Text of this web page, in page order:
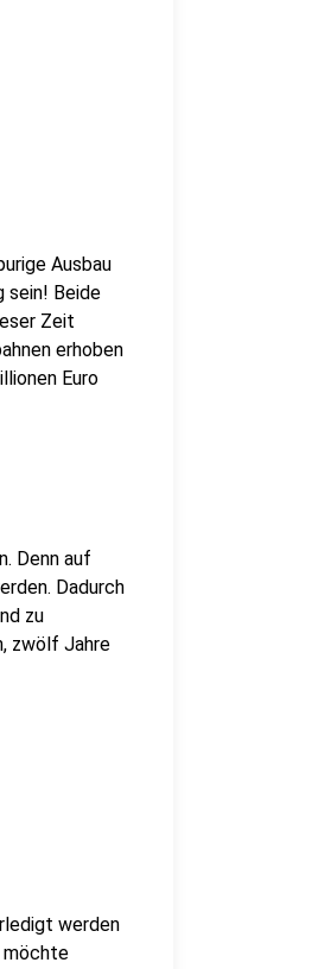
Ausbau
sein! Beide
Zeit
erhoben
Euro
Denn auf
Dadurch
zu
zwölf Jahre
werden
möchte